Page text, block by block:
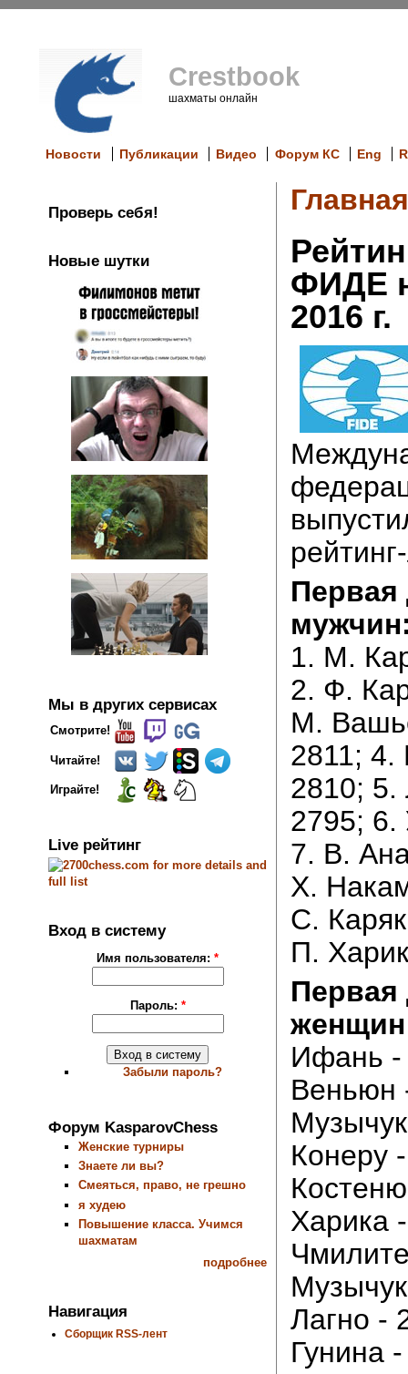
Crestbook
шахматы онлайн
Новости Публикации Видео Форум КС Eng
Проверь себя!
Новые шутки
Мы в других сервисах
Смотрите!
Читайте!
Играйте!
Live рейтинг
Вход в систему
Имя пользователя:*
Пароль: *
Забыли пароль?
Форум KasparovChess
Женские турниры
Знаете ли вы?
Смеяться, право, не грешно
я худею
Повышение класса. Учимся
шахматам
подробнее
Навигация
Сборщик RSS-лент
Главная
ФИДЕ
2016 г.
Первая
1. М.
2. Ф.
М.
2811; 4.
2810; 5.
2795; 6.
7. В.
Х.
С.
П.
Первая
Ифань
Веньюн
Конеру
Харика
Лагно -
Гунина